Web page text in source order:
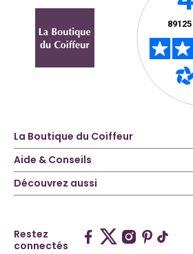
La Boutique du Coiffeur
Aide & Conseils
Découvrez aussi
Restez
connectés